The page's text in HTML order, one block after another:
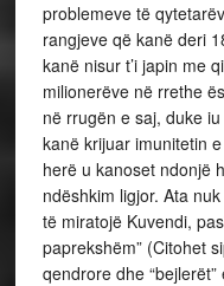
problemeve të
rangjeve që kanë deri
kanë nisur t’i japin me
milionerëve në rrethe
në rrugën e saj, duke
kanë krijuar imunitetin
herë u kanoset ndonjë
ndëshkim ligjor. Ata
të miratojë Kuvendi,
paprekshëm” (Citohet
qendrore dhe